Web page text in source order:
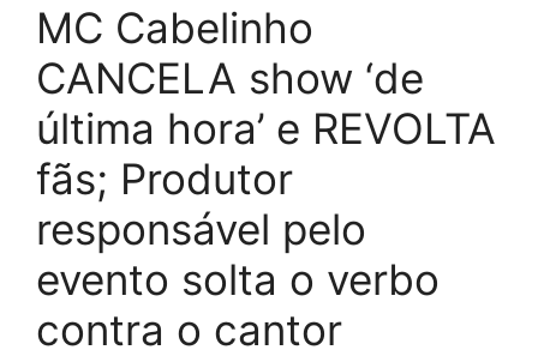
MC Cabelinho
CANCELA show ‘de
última hora’ e REVOLTA
fãs; Produtor
responsável pelo
evento solta o verbo
contra o cantor